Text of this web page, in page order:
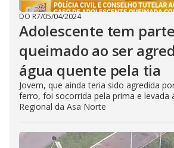
DO R7/05/04/2024
Adolescente tem
queimado ao ser
água quente pela tia
Jovem, que ainda teria sido agredida
ferro, foi socorrida pela prima e levada
Regional da Asa Norte